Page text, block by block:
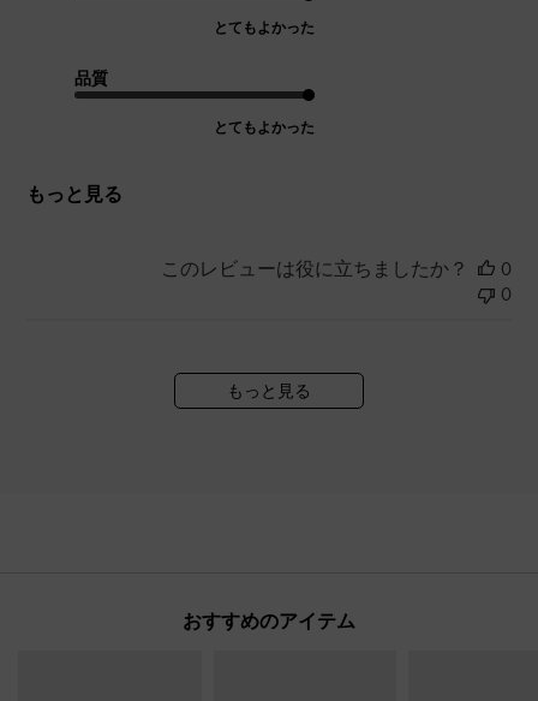
とてもよかった
品質
とてもよかった
もっと見る
このレビューは役に立ちましたか？
0
0
もっと見る
おすすめのアイテム